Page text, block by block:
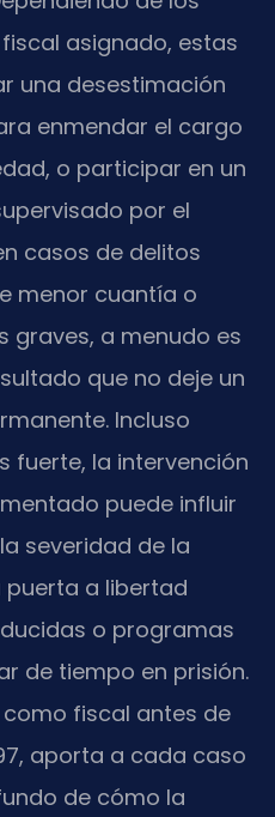
asignado, estas
una desestimación
enmendar el cargo
o participar en un
por el
casos de delitos
menor cuantía o
graves, a menudo es
que no deje un
Incluso
fuerte, la intervención
puede influir
severidad de la
puerta a libertad
o programas
de tiempo en prisión.
como fiscal antes de
aporta a cada caso
de cómo la